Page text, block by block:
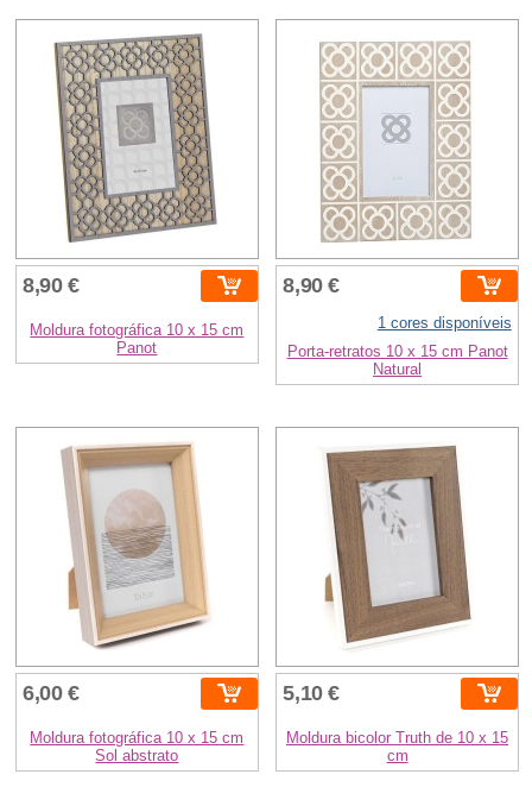
8,90 €
Moldura fotográfica 10 x 15 cm
Panot
8,90 €
1 cores disponíveis
Porta-retratos 10 x 15 cm Panot
Natural
6,00 €
Moldura fotográfica 10 x 15 cm
Sol abstrato
5,10 €
Moldura bicolor Truth de 10 x 15
cm